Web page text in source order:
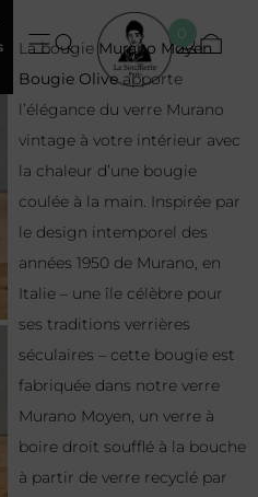
0
La bougieMurano Moyen
Bougie Oliveapporte
l’élégance du verre Murano
vintage à votre intérieur avec
la chaleur d’une bougie
coulée à la main. Inspirée par
le design intemporel des
années 1950 de Murano, en
Italie – une île célèbre pour
ses traditions verrières
séculaires – cette bougie est
fabriquée dans notre verre
Murano Moyen, un verre à
boire droit soufflé à la bouche
à partir de verre recyclé par